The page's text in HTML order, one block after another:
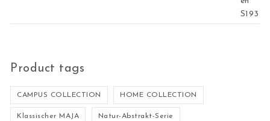
Product tags
CAMPUS COLLECTION HOME COLLECTION
Klassischer MAJA Natur-Abstrakt-Serie